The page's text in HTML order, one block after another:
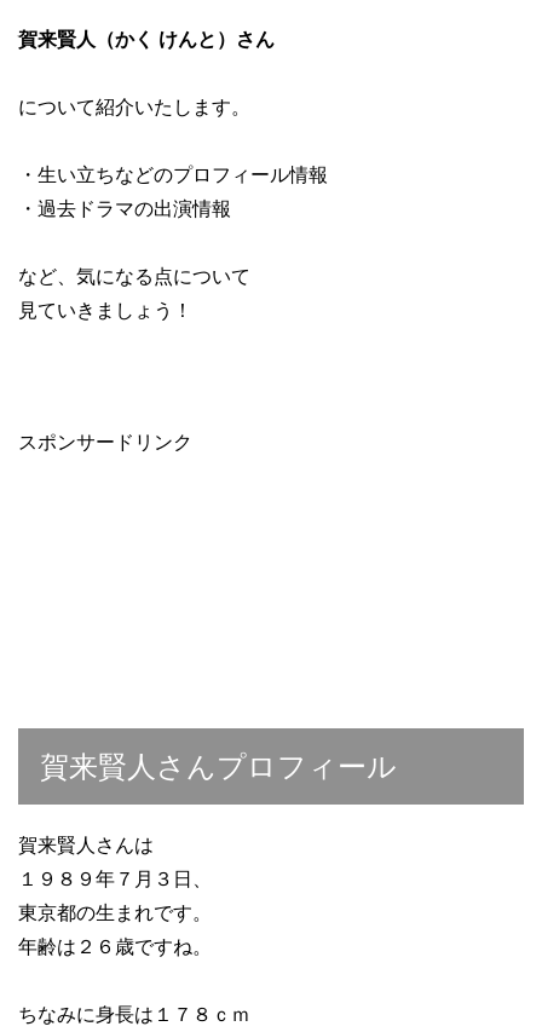
賀来賢人（かく けんと）さん
について紹介いたします。
・生い立ちなどのプロフィール情報
・過去ドラマの出演情報
など、気になる点について
見ていきましょう！
スポンサードリンク
賀来賢人さんプロフィール
賀来賢人さんは
１９８９年７月３日、
東京都の生まれです。
年齢は２６歳ですね。
ちなみに身長は１７８ｃｍ